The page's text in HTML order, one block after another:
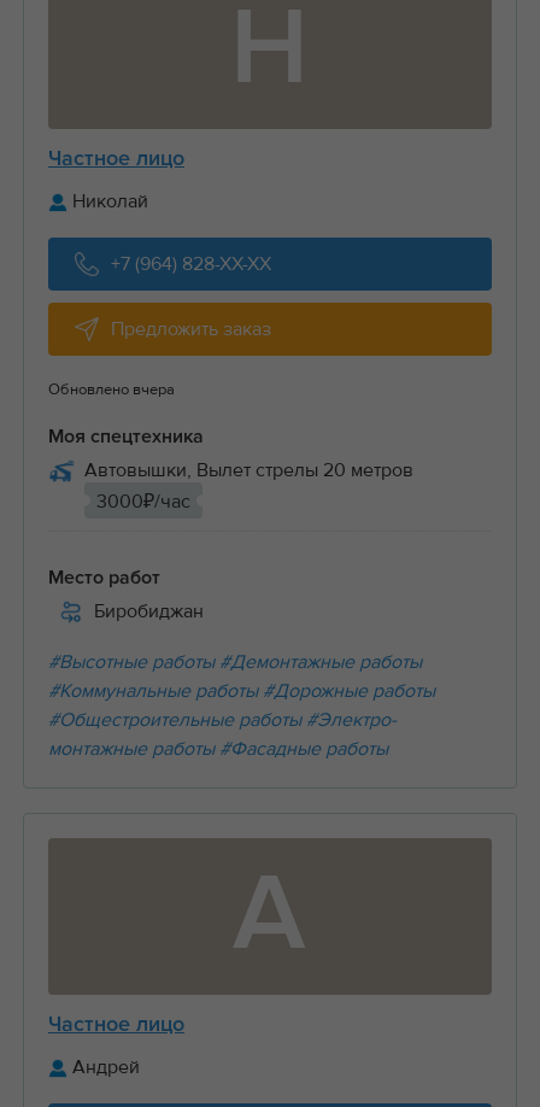
Н
Частное лицо
Николай
+7 (964) 828-XX-XX
Предложить заказ
Обновлено вчера
Моя спецтехника
Автовышки, Вылет стрелы 20 метров
3000₽/час
Место работ
Биробиджан
#Высотные работы #Демонтажные работы
#Коммунальные работы #Дорожные работы
#Общестроительные работы #Электро-
монтажные работы #Фасадные работы
А
Частное лицо
Андрей